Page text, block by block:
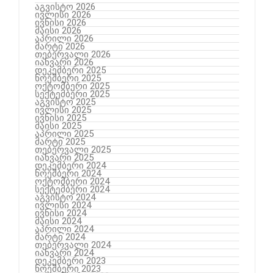
აგვისტო 2026
ივლისი 2026
ივნისი 2026
მაისი 2026
აპრილი 2026
მარტი 2026
თებერვალი 2026
იანვარი 2026
დეკემბერი 2025
ნოემბერი 2025
ოქტომბერი 2025
სექტემბერი 2025
აგვისტო 2025
ივლისი 2025
ივნისი 2025
მაისი 2025
აპრილი 2025
მარტი 2025
თებერვალი 2025
იანვარი 2025
დეკემბერი 2024
ნოემბერი 2024
ოქტომბერი 2024
სექტემბერი 2024
აგვისტო 2024
ივლისი 2024
ივნისი 2024
მაისი 2024
აპრილი 2024
მარტი 2024
თებერვალი 2024
იანვარი 2024
დეკემბერი 2023
ნოემბერი 2023